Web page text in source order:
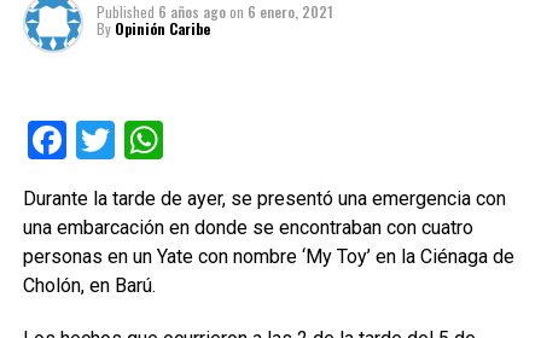
Published 6 años agoon 6 enero, 2021
By Opinión Caribe
Facebook
TwitterWhatsApp
Durante la tarde de ayer, se presentó una emergencia con
una embarcación en donde se encontraban con cuatro
personas en un Yate con nombre ‘My Toy’ en la Ciénaga de
Cholón, en Barú.